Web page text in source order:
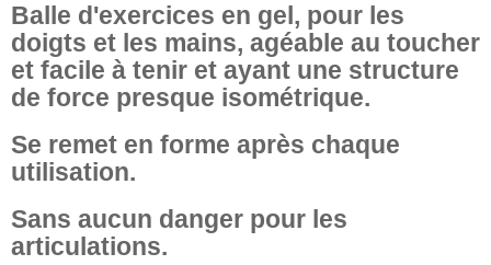
Balle d'exercices en gel, pour les
doigts et les mains, agéable au toucher
et facile à tenir et ayant une structure
de force presque isométrique.
Se remet en forme après chaque
utilisation.
Sans aucun danger pour les
articulations.